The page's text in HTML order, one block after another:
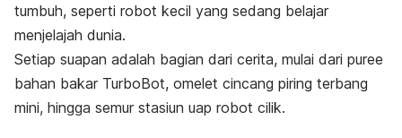
tumbuh, seperti robot kecil yang sedang belajar
menjelajah dunia.
Setiap suapan adalah bagian dari cerita, mulai dari puree
bahan bakar TurboBot, omelet cincang piring terbang
mini, hingga semur stasiun uap robot cilik.